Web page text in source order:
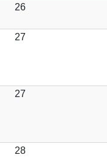
26
27
27
28